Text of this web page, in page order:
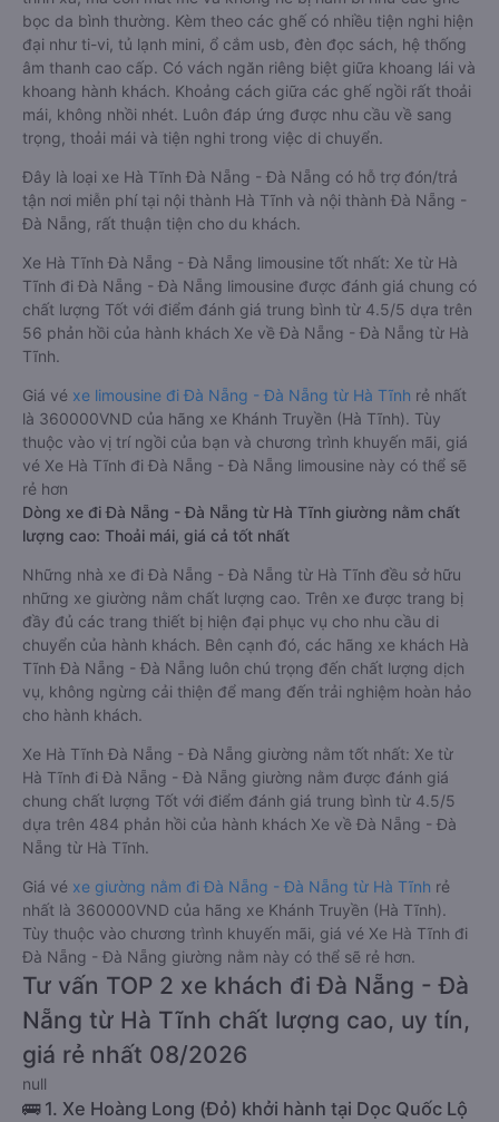
bọc da bình thường. Kèm theo các ghế có nhiều tiện nghi hiện
đại như ti-vi, tủ lạnh mini, ổ cắm usb, đèn đọc sách, hệ thống
âm thanh cao cấp. Có vách ngăn riêng biệt giữa khoang lái và
khoang hành khách. Khoảng cách giữa các ghế ngồi rất thoải
mái, không nhồi nhét. Luôn đáp ứng được nhu cầu về sang
trọng, thoải mái và tiện nghi trong việc di chuyển.
Đây là loại xe Hà Tĩnh Đà Nẵng - Đà Nẵng có hỗ trợ đón/trả
tận nơi miễn phí tại nội thành Hà Tĩnh và nội thành Đà Nẵng -
Đà Nẵng, rất thuận tiện cho du khách.
Xe Hà Tĩnh Đà Nẵng - Đà Nẵng limousine tốt nhất: Xe từ Hà
Tĩnh đi Đà Nẵng - Đà Nẵng limousine được đánh giá chung có
chất lượng Tốt với điểm đánh giá trung bình từ 4.5/5 dựa trên
56 phản hồi của hành khách Xe về Đà Nẵng - Đà Nẵng từ Hà
Tĩnh.
Giá vé xe limousine đi Đà Nẵng - Đà Nẵng từ Hà Tĩnh rẻ nhất
là 360000VND của hãng xe Khánh Truyền (Hà Tĩnh). Tùy
thuộc vào vị trí ngồi của bạn và chương trình khuyến mãi, giá
vé Xe Hà Tĩnh đi Đà Nẵng - Đà Nẵng limousine này có thể sẽ
rẻ hơn
Dòng xe đi Đà Nẵng - Đà Nẵng từ Hà Tĩnh giường nằm chất
lượng cao: Thoải mái, giá cả tốt nhất
Những nhà xe đi Đà Nẵng - Đà Nẵng từ Hà Tĩnh đều sở hữu
những xe giường nằm chất lượng cao. Trên xe được trang bị
đầy đủ các trang thiết bị hiện đại phục vụ cho nhu cầu di
chuyển của hành khách. Bên cạnh đó, các hãng xe khách Hà
Tĩnh Đà Nẵng - Đà Nẵng luôn chú trọng đến chất lượng dịch
vụ, không ngừng cải thiện để mang đến trải nghiệm hoàn hảo
cho hành khách.
Xe Hà Tĩnh Đà Nẵng - Đà Nẵng giường nằm tốt nhất: Xe từ
Hà Tĩnh đi Đà Nẵng - Đà Nẵng giường nằm được đánh giá
chung chất lượng Tốt với điểm đánh giá trung bình từ 4.5/5
dựa trên 484 phản hồi của hành khách Xe về Đà Nẵng - Đà
Nẵng từ Hà Tĩnh.
Giá vé xe giường nằm đi Đà Nẵng - Đà Nẵng từ Hà Tĩnh rẻ
nhất là 360000VND của hãng xe Khánh Truyền (Hà Tĩnh).
Tùy thuộc vào chương trình khuyến mãi, giá vé Xe Hà Tĩnh đi
Đà Nẵng - Đà Nẵng giường nằm này có thể sẽ rẻ hơn.
Tư vấn TOP 2 xe khách đi Đà Nẵng - Đà
Nẵng từ Hà Tĩnh chất lượng cao, uy tín,
giá rẻ nhất 08/2026
null
🚌 1. Xe Hoàng Long (Đỏ) khởi hành tại Dọc Quốc Lộ